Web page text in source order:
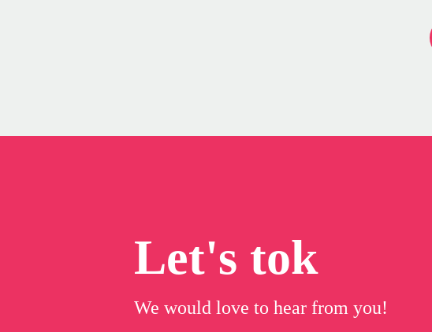
Let's tok
We would love to hear from you!